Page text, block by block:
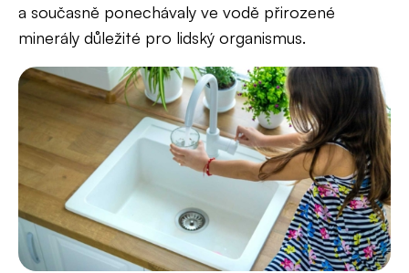
a současně ponechávaly ve vodě přirozené
minerály důležité pro lidský organismus.